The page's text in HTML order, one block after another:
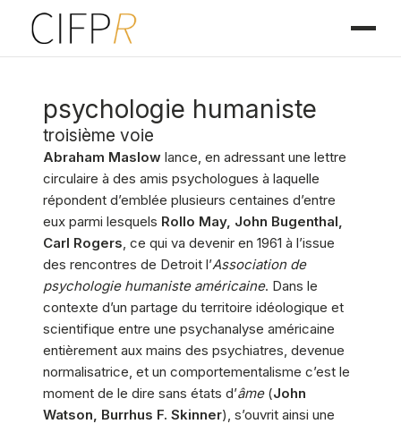
psychologie humaniste
troisième voie
Abraham Maslow lance, en adressant une lettre
circulaire à des amis psychologues à laquelle
répondent d’emblée plusieurs centaines d’entre
eux parmi lesquels Rollo May, John Bugenthal,
Carl Rogers, ce qui va devenir en 1961 à l’issue
des rencontres de Detroit l’Association de
psychologie humaniste américaine. Dans le
contexte d’un partage du territoire idéologique et
scientifique entre une psychanalyse américaine
entièrement aux mains des psychiatres, devenue
normalisatrice, et un comportementalisme c’est le
moment de le dire sans états d’âme(John
Watson, Burrhus F. Skinner), s’ouvrit ainsi une